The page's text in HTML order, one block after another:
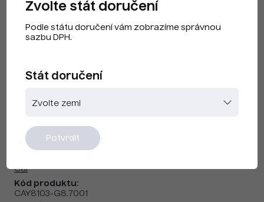
Cai F240506 Silver Grey
Cai
Kód produktu:
CAY8103-G8.7001
Zvolte stát doručení
Podle státu doručení vám zobrazíme správnou
sazbu DPH.
Stát doručení
Potvrdit